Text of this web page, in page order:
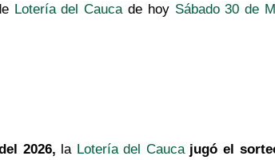
Lotería del Cauca de hoy Sábado 30 de
2026, la Lotería del Cauca jugó el